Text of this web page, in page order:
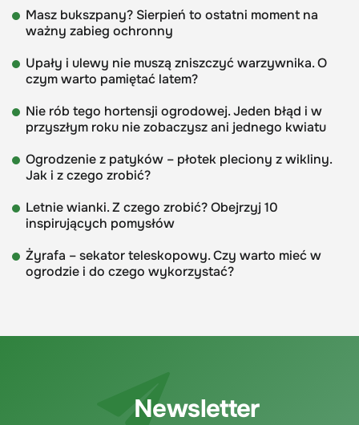
Masz bukszpany? Sierpień to ostatni moment na
ważny zabieg ochronny
Upały i ulewy nie muszą zniszczyć warzywnika. O
czym warto pamiętać latem?
Nie rób tego hortensji ogrodowej. Jeden błąd i w
przyszłym roku nie zobaczysz ani jednego kwiatu
Ogrodzenie z patyków – płotek pleciony z wikliny.
Jak i z czego zrobić?
Letnie wianki. Z czego zrobić? Obejrzyj 10
inspirujących pomysłów
Żyrafa – sekator teleskopowy. Czy warto mieć w
ogrodzie i do czego wykorzystać?
Newsletter